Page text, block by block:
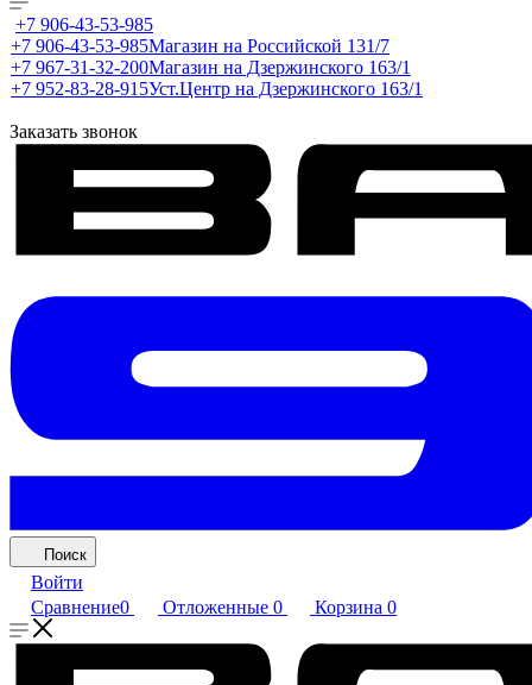
+7 906-43-53-985
+7 906-43-53-985Магазин на Российской 131/7
+7 967-31-32-200Магазин на Дзержинского 163/1
+7 952-83-28-915Уст.Центр на Дзержинского 163/1
Заказать звонок
Поиск
Войти
Сравнение0 Отложенные 0 Корзина 0